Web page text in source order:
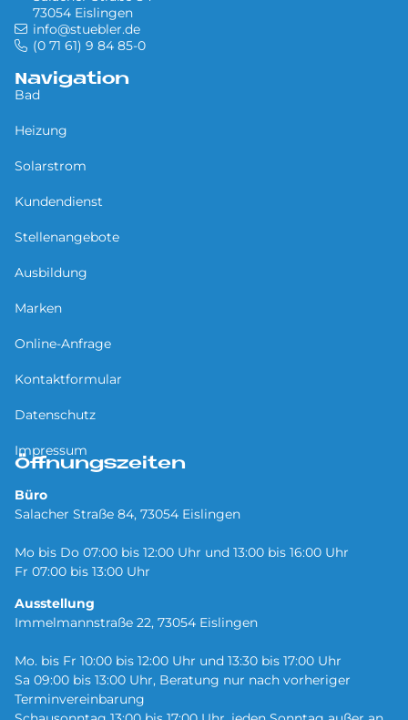
73054 Eislingen
info@stuebler.de
(0 71 61) 9 84 85-0
Navigation
Bad
Heizung
Solarstrom
Kundendienst
Stellenangebote
Ausbildung
Marken
Online-Anfrage
Kontaktformular
Datenschutz
Impressum
Öffnungszeiten
Büro
Salacher Straße 84, 73054 Eislingen
Mo bis Do 07:00 bis 12:00 Uhr und 13:00 bis 16:00 Uhr
Fr 07:00 bis 13:00 Uhr
Ausstellung
Immelmannstraße 22, 73054 Eislingen
Mo. bis Fr 10:00 bis 12:00 Uhr und 13:30 bis 17:00 Uhr
Sa 09:00 bis 13:00 Uhr, Beratung nur nach vorheriger
Terminvereinbarung